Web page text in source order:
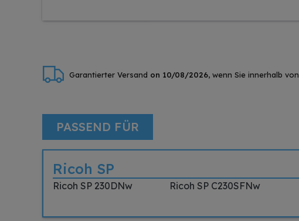
Garantierter Versand on 10/08/2026, wenn Sie innerhalb von
PASSEND FÜR
Ricoh SP
Ricoh SP 230DNw Ricoh SP C230SFNw